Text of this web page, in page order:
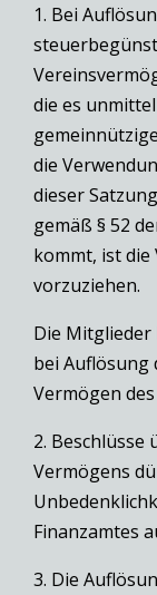
1. Bei
die es
die
dieser
gemäß § 52
kommt, ist die
vorzuziehen.
Die Mitglieder
bei Auflösung
Vermögen
2.
Vermögens
Finanzamtes
3. Die